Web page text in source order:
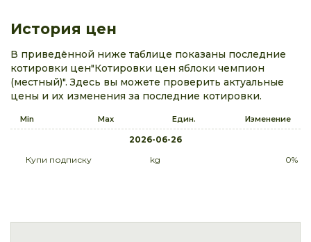
История цен
В приведённой ниже таблице показаны последние
котировки цен"Котировки цен яблоки чемпион
(местный)". Здесь вы можете проверить актуальные
цены и их изменения за последние котировки.
Min Max Един. Изменение
2026-06-26
Купи подписку
kg 0%